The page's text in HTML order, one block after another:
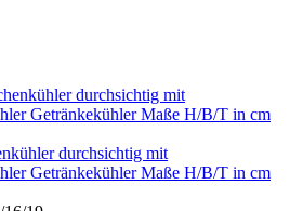
durchsichtig mit
Getränkekühler Maße H/B/T in cm